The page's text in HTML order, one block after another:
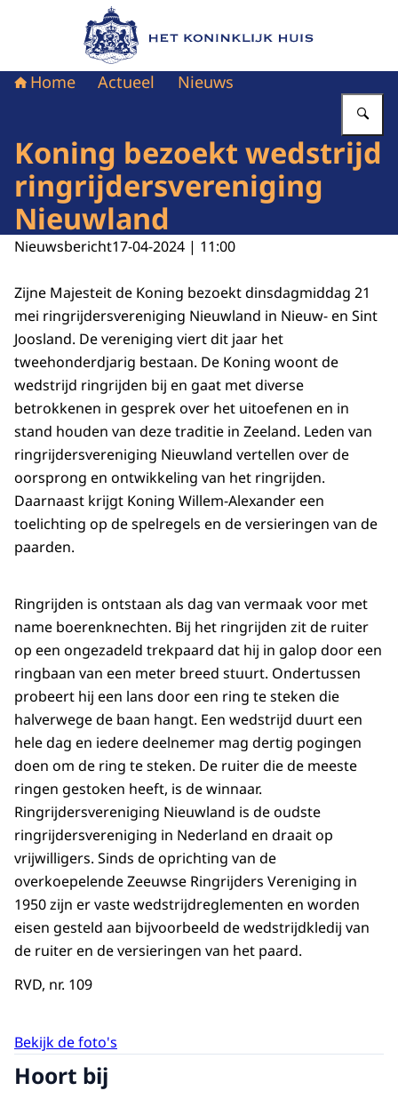
Naar de homepage van Het Koninklijk Huis
Home Actueel Nieuws
Koning bezoekt wedstrijd
ringrijdersvereniging
Nieuwland
Nieuwsbericht17-04-2024 | 11:00
Zijne Majesteit de Koning bezoekt dinsdagmiddag 21
mei ringrijdersvereniging Nieuwland in Nieuw- en Sint
Joosland. De vereniging viert dit jaar het
tweehonderdjarig bestaan. De Koning woont de
wedstrijd ringrijden bij en gaat met diverse
betrokkenen in gesprek over het uitoefenen en in
stand houden van deze traditie in Zeeland. Leden van
ringrijdersvereniging Nieuwland vertellen over de
oorsprong en ontwikkeling van het ringrijden.
Daarnaast krijgt Koning Willem-Alexander een
toelichting op de spelregels en de versieringen van de
paarden.
Ringrijden is ontstaan als dag van vermaak voor met
name boerenknechten. Bij het ringrijden zit de ruiter
op een ongezadeld trekpaard dat hij in galop door een
ringbaan van een meter breed stuurt. Ondertussen
probeert hij een lans door een ring te steken die
halverwege de baan hangt. Een wedstrijd duurt een
hele dag en iedere deelnemer mag dertig pogingen
doen om de ring te steken. De ruiter die de meeste
ringen gestoken heeft, is de winnaar.
Ringrijdersvereniging Nieuwland is de oudste
ringrijdersvereniging in Nederland en draait op
vrijwilligers. Sinds de oprichting van de
overkoepelende Zeeuwse Ringrijders Vereniging in
1950 zijn er vaste wedstrijdreglementen en worden
eisen gesteld aan bijvoorbeeld de wedstrijdkledij van
de ruiter en de versieringen van het paard.
RVD, nr. 109
Bekijk de foto's
Hoort bij